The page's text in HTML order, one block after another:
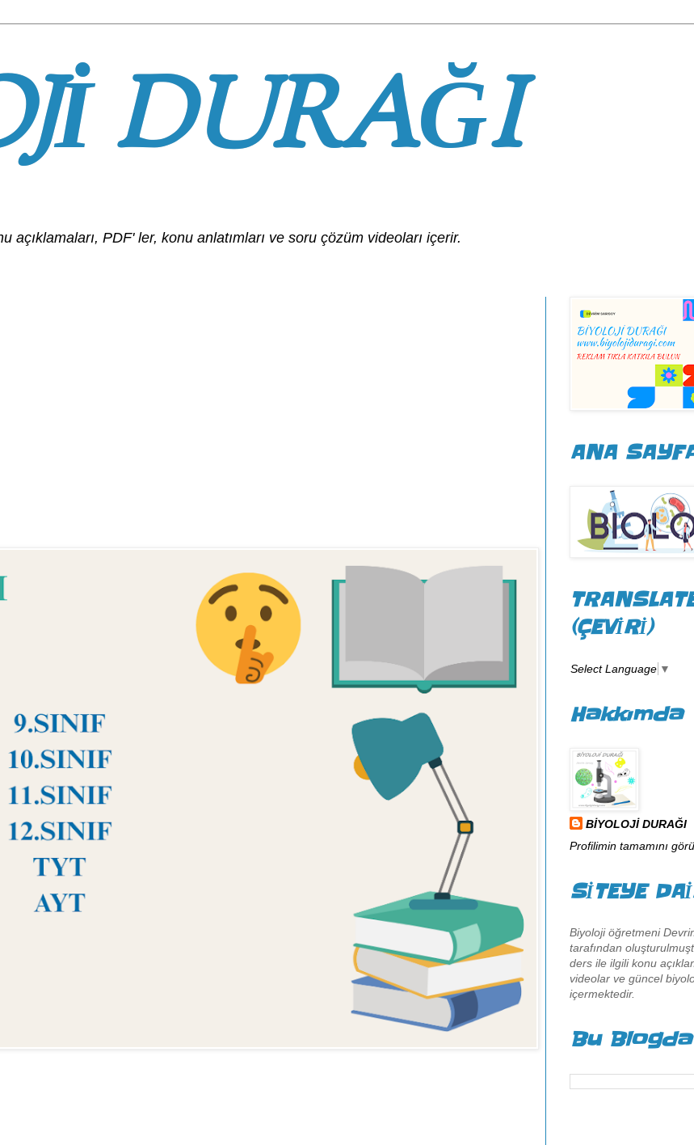
DURAĞI
açıklamaları, PDF' ler, konu anlatımları ve soru çözüm videoları içerir.
ANA
(ÇEVİRİ)
Select Language ▼
Hakkımda
BİYOLOJİ DURAĞI
Profilimin tamamını
SİTEYE
Biyoloji öğretmeni
tarafından
ders ile ilgili konu
videolar ve güncel
içermektedir.
Bu